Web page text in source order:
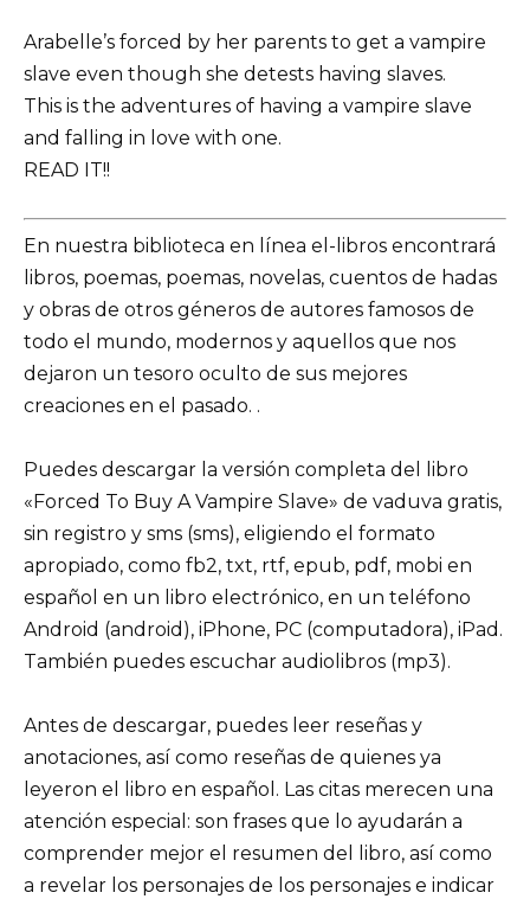
Arabelle’s forced by her parents to get a vampire
slave even though she detests having slaves.
This is the adventures of having a vampire slave
and falling in love with one.
READ IT!!
En nuestra biblioteca en línea el-libros encontrará
libros, poemas, poemas, novelas, cuentos de hadas
y obras de otros géneros de autores famosos de
todo el mundo, modernos y aquellos que nos
dejaron un tesoro oculto de sus mejores
creaciones en el pasado. .
Puedes descargar la versión completa del libro
«Forced To Buy A Vampire Slave» de vaduva gratis,
sin registro y sms (sms), eligiendo el formato
apropiado, como fb2, txt, rtf, epub, pdf, mobi en
español en un libro electrónico, en un teléfono
Android (android), iPhone, PC (computadora), iPad.
También puedes escuchar audiolibros (mp3).
Antes de descargar, puedes leer reseñas y
anotaciones, así como reseñas de quienes ya
leyeron el libro en español. Las citas merecen una
atención especial: son frases que lo ayudarán a
comprender mejor el resumen del libro, así como
a revelar los personajes de los personajes e indicar